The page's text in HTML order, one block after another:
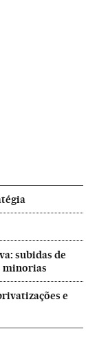
subidas de
minorias
e